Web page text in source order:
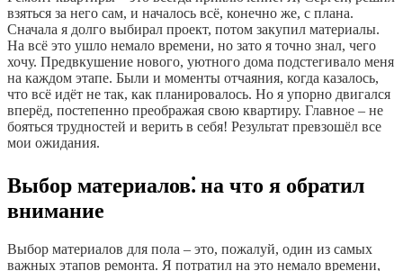
взяться за него сам, и началось всё, конечно же, с плана.
Сначала я долго выбирал проект, потом закупил материалы.
На всё это ушло немало времени, но зато я точно знал, чего
хочу. Предвкушение нового, уютного дома подстегивало меня
на каждом этапе. Были и моменты отчаяния, когда казалось,
что всё идёт не так, как планировалось. Но я упорно двигался
вперёд, постепенно преображая свою квартиру. Главное – не
бояться трудностей и верить в себя! Результат превзошёл все
мои ожидания.
Выбор материалов⁚ на что я обратил
внимание
Выбор материалов для пола – это, пожалуй, один из самых
важных этапов ремонта. Я потратил на это немало времени,